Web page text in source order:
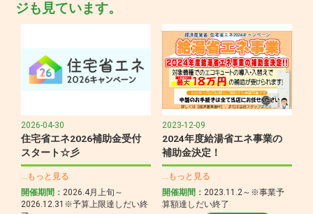
ジも見ています。
2026-04-30
住宅省エネ2026補助金受付
スタート☆彡
…もっと見る
開催期間： 2026.4月上旬～
2026.12.31※予算上限達しだい終
2023-12-09
2024年度給湯省エネ事業の
補助金決定！
…もっと見る
開催期間： 2023.11.2～※事業予
算額達しだい終了